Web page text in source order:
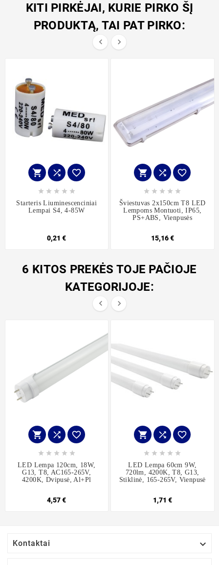
KITI PIRKĖJAI, KURIE PIRKO ŠĮ
PRODUKTĄ, TAI PAT PIRKO:
 
  
    
Starteris Liuminescenciniai
Lempai S4, 4-85W
0,21 €
  
    
Šviestuvas 2x150cm T8 LED
Lempoms Montuoti, IP65,
PS+ABS, Vienpusės
15,16 €
6 KITOS PREKĖS TOJE PAČIOJE
KATEGORIJOJE:
 
  
    
LED Lempa 120cm, 18W,
G13, T8, AC165-265V,
4200K, Dvipusė, Al+Pl
4,57 €
  
    
LED Lempa 60cm 9W,
720lm, 4200K, T8, G13,
Stiklinė, 165-265V, Vienpusė
1,71 €
Kontaktai 